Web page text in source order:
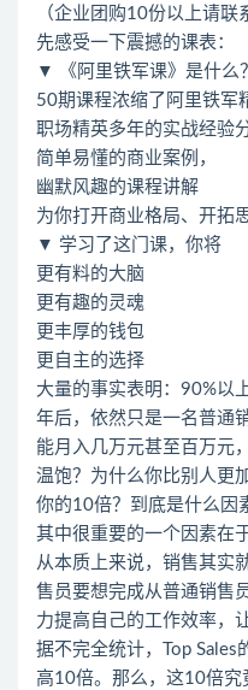
（企业团购10份以上请
先感受一下震撼的课表：
▼ 《阿里铁军课》是什么？
50期课程浓缩了阿里铁军
职场精英多年的实战经验
简单易懂的商业案例，
幽默风趣的课程讲解
为你打开商业格局、开拓
▼ 学习了这门课，你将
更有料的大脑
更有趣的灵魂
更丰厚的钱包
更自主的选择
大量的事实表明：90%以
年后，依然只是一名普通
能月入几万元甚至百万元
温饱？为什么你比别人更
你的10倍？到底是什么因
其中很重要的一个因素在
从本质上来说，销售其实
售员要想完成从普通销售
力提高自己的工作效率，
据不完全统计，Top Sales
高10倍。那么，这10倍究